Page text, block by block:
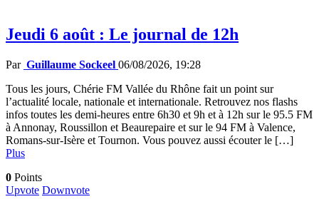
Jeudi 6 août : Le journal de 12h
Par Guillaume Sockeel 06/08/2026, 19:28
Tous les jours, Chérie FM Vallée du Rhône fait un point sur
l’actualité locale, nationale et internationale. Retrouvez nos flashs
infos toutes les demi-heures entre 6h30 et 9h et à 12h sur le 95.5 FM
à Annonay, Roussillon et Beaurepaire et sur le 94 FM à Valence,
Romans-sur-Isère et Tournon. Vous pouvez aussi écouter le […]
Plus
0 Points
Upvote Downvote